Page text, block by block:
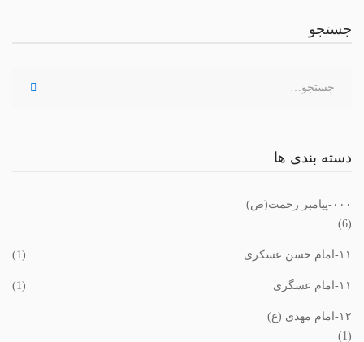
جستجو
دسته بندی ها
٠٠٠-پیامبر رحمت(ص)
(6)
١١-امام حسن عسکری (1)
١١-امام عسگری (1)
١٢-امام مهدی (ع)
(1)